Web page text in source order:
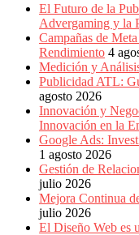
El Futuro de la
Advergaming y la
Campañas de
Rendimiento 4
Medición y
Publicidad ATL:
agosto 2026
Innovación y
Innovación en la
Google Ads:
1 agosto 2026
Gestión de
julio 2026
Mejora Continua
julio 2026
El Diseño Web es